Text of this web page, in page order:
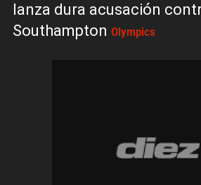
lanza dura acusación
Southampton Olympics